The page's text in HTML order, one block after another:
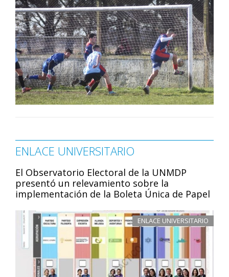
ENLACE UNIVERSITARIO
El Observatorio Electoral de la UNMDP
presentó un relevamiento sobre la
implementación de la Boleta Única de Papel
ENLACE UNIVERSITARIO